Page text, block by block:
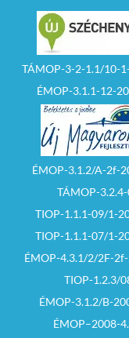
TÁMOP-3-2-1.1/10-
ÉMOP-3.1.1-12-
ÉMOP-3.1.2/A-2f-
TÁMOP-
TIOP-1.1.1-09/1-
TIOP-1.1.1-07/1-
ÉMOP-4.3.1/2/2F-
TIOP-1.2.3/
ÉMOP-3.1.2/B-
ÉMOP–2008-